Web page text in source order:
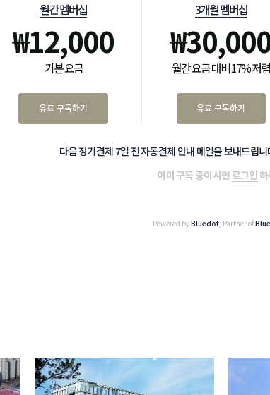
월간 멤버십
₩12,000
기본 요금
유료 구독하기
3개월 멤버십
₩
월간 요금 대비 17% 저렴
유료 구독하기
다음 정기결제 7일 전 자동결제 안내 메일을 보내드립
이미 구독 중이시면 로그인
Powered byBluedot, Partner of